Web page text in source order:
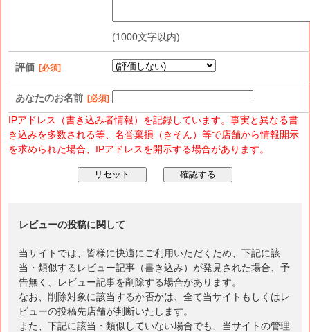
(1000文字以内)
評価 [必須]
あなたのお名前 [必須]
IPアドレス（書き込み者情報）を記録しています。事実と異なる書
き込みを多数される等、名誉棄損（きそん）等で店舗から情報開示
を求められた場合、IPアドレスを開示する場合があります。
レビューの投稿に関して
当サイトでは、皆様に快適にご利用いただくため、下記に該
当・類似するレビュー記事（書き込み）が発見された場合、予
告無く、レビュー記事を削除する場合があります。
なお、削除対象に該当するか否かは、全て当サイトもしくはレ
ビューの投稿先店舗が判断いたします。
また、下記に該当・類似していない場合でも、当サイトの管理